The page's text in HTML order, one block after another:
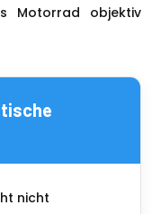
Motorrad objektiv
nicht